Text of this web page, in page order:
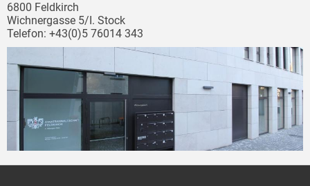
6800 Feldkirch
Wichnergasse 5/I. Stock
Telefon: +43(0)5 76014 343